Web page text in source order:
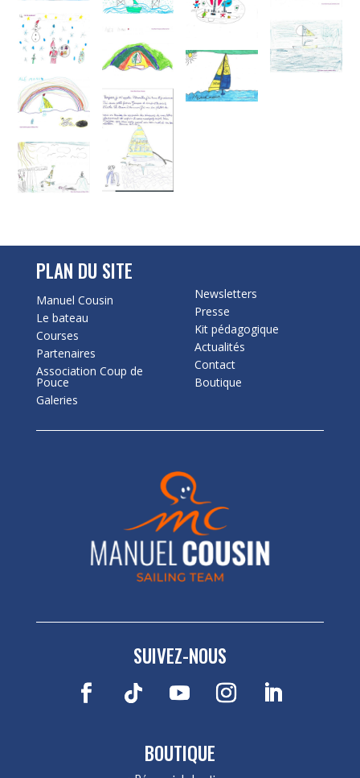
PLAN DU SITE
Manuel Cousin
Le bateau
Courses
Partenaires
Association Coup de
Pouce
Galeries
Newsletters
Presse
Kit pédagogique
Actualités
Contact
Boutique
SUIVEZ-NOUS
BOUTIQUE